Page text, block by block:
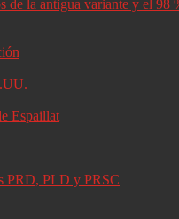
de la antigua variante y el 98
Espaillat
PRD, PLD y PRSC